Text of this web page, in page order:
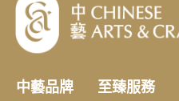
中藝品牌 至臻服務